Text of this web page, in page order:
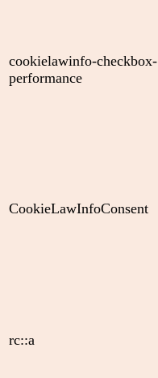
cookielawinfo-checkbox-
performance
CookieLawInfoConsent
rc::a